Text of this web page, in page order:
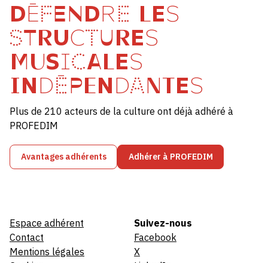
DÉFENDRE LES
STRUCTURES
MUSICALES
INDÉPENDANTES
Plus de 210 acteurs de la culture ont déjà adhéré à
PROFEDIM
Avantages adhérents Adhérer à PROFEDIM
Espace adhérent
Contact
Mentions légales
Suivez-nous
Facebook
X